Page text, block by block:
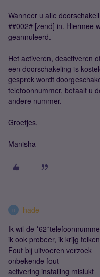
Wanneer u alle
##002# [zend] in. Hiermee
geannuleerd.
Het activeren, deactiveren
een doorschakeling is
gesprek wordt
telefoonnummer, betaalt u
andere nummer.
Groetjes,
Manisha
H hade
Ik wil de
ik ook probeer, ik krijg
Fout bij uitvoeren verzoek
onbekende fout
activering installing mislukt